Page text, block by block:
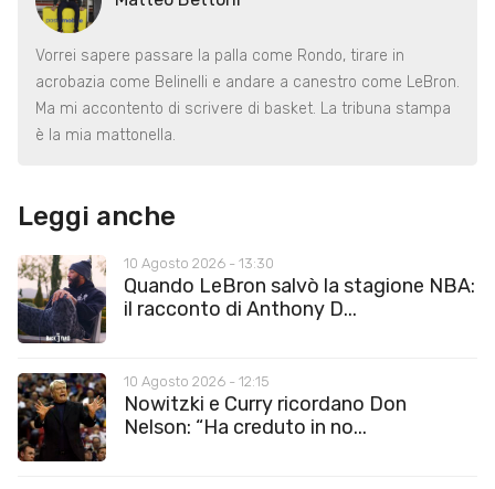
Vorrei sapere passare la palla come Rondo, tirare in
acrobazia come Belinelli e andare a canestro come LeBron.
Ma mi accontento di scrivere di basket. La tribuna stampa
è la mia mattonella.
Leggi anche
10 Agosto 2026 - 13:30
Quando LeBron salvò la stagione NBA:
il racconto di Anthony D...
10 Agosto 2026 - 12:15
Nowitzki e Curry ricordano Don
Nelson: “Ha creduto in no...